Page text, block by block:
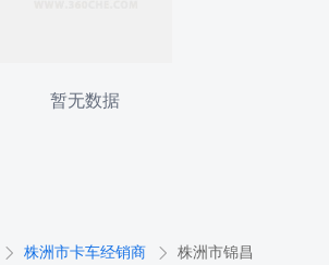
暂无数据
株洲市卡车经销商 株洲市锦昌